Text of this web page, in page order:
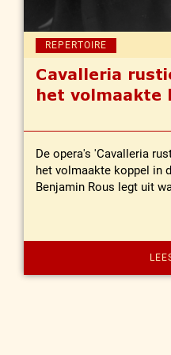
REPERTOIRE
Cavalleria
het volmaakte
De opera's 'Cavalleria
het volmaakte koppel in
Benjamin Rous legt uit